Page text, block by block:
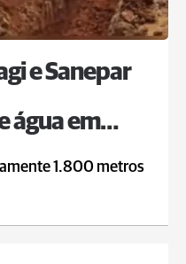
e Sanepar
água em
1.800 metros